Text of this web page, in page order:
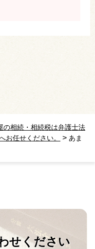
の相続・相続税は弁護士法
お任せください。
> あま
せください